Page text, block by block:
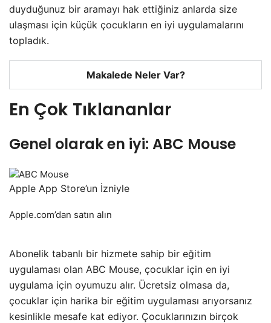
duyduğunuz bir aramayı hak ettiğiniz anlarda size
ulaşması için küçük çocukların en iyi uygulamalarını
topladık.
Makalede Neler Var?
En Çok Tıklananlar
Genel olarak en iyi: ABC Mouse
Apple App Store’un İzniyle
Apple.com’dan satın alın
Abonelik tabanlı bir hizmete sahip bir eğitim
uygulaması olan ABC Mouse, çocuklar için en iyi
uygulama için oyumuzu alır. Ücretsiz olmasa da,
çocuklar için harika bir eğitim uygulaması arıyorsanız
kesinlikle mesafe kat ediyor. Çocuklarınızın birçok